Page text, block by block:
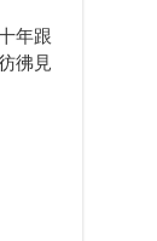
年跟
彿見